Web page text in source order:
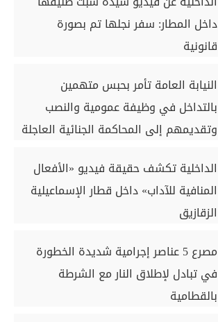
داخل المطار: سفر نجلها تم بصورة
قانونية
النيابة العامة تأمر بحبس متهمين
بالتداخل في وظيفة عمومية والنصب
وتقديمهم إلى المحاكمة الجنائية العاجلة
الداخلية تكشف حقيقة فيديو «الأفعال
المنافية للآداب» داخل قطار الإسماعيلية
الزقازيق
مصرع 5 عناصر إجرامية شديدة الخطورة
في تبادل لإطلاق النار مع الشرطة
بالقطامية